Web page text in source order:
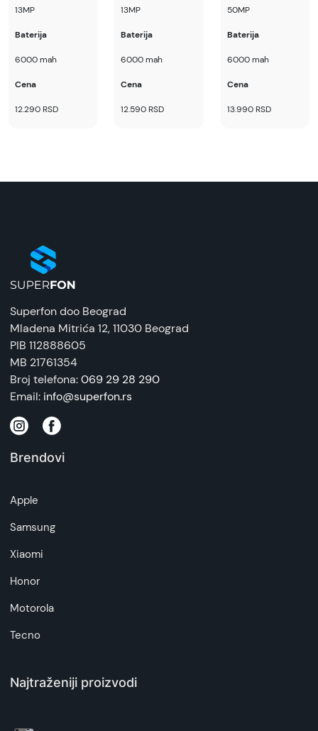
13MP
Baterija
6000 mah
Cena
12.290 RSD
13MP
Baterija
6000 mah
Cena
12.590 RSD
50MP
Baterija
6000 mah
Cena
13.990 RSD
Superfon doo Beograd
Mladena Mitrića 12, 11030 Beograd
PIB 112888605
MB 21761354
Broj telefona:069 29 28 290
Email: info@superfon.rs
Brendovi
Apple
Samsung
Xiaomi
Honor
Motorola
Tecno
Najtraženiji proizvodi